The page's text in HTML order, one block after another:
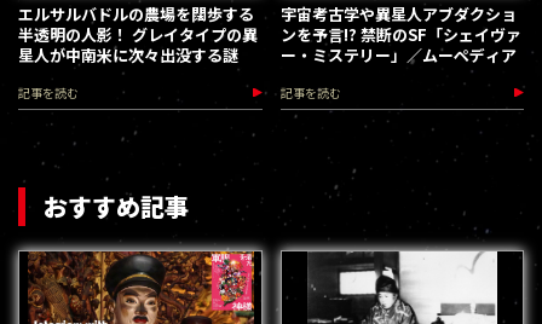
エルサルバドルの農場を闊歩する
半透明の人影！ グレイタイプの異
星人が中南米に次々出没する謎
記事を読む
宇宙考古学や異星人アブダクショ
ンを予言!? 禁断のSF「シェイヴァ
ー・ミステリー」／ムーペディア
記事を読む
おすすめ記事